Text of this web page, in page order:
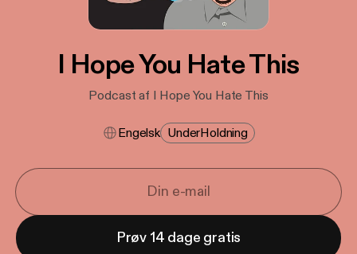
I Hope You Hate This
Podcast af I Hope You Hate This
Engelsk Under​holdning
Prøv 14 dage gratis